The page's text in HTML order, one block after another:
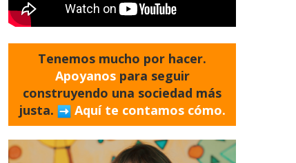
Tenemos mucho por hacer.
Apoyanos para seguir
construyendo una sociedad más
justa.
Aquí te contamos cómo.